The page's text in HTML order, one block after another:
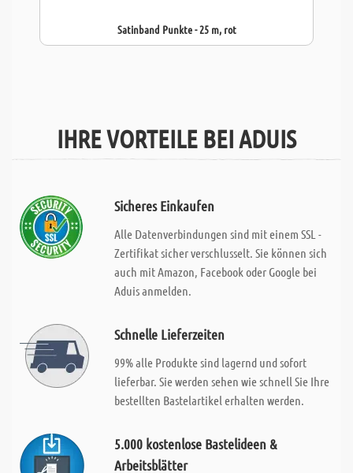
Satinband Punkte - 25 m, rot
IHRE VORTEILE BEI ADUIS
Sicheres Einkaufen
Alle Datenverbindungen sind mit einem SSL -
Zertifikat sicher verschlusselt. Sie können sich
auch mit Amazon, Facebook oder Google bei
Aduis anmelden.
Schnelle Lieferzeiten
99% alle Produkte sind lagernd und sofort
lieferbar. Sie werden sehen wie schnell Sie Ihre
bestellten Bastelartikel erhalten werden.
5.000 kostenlose Bastelideen &
Arbeitsblätter